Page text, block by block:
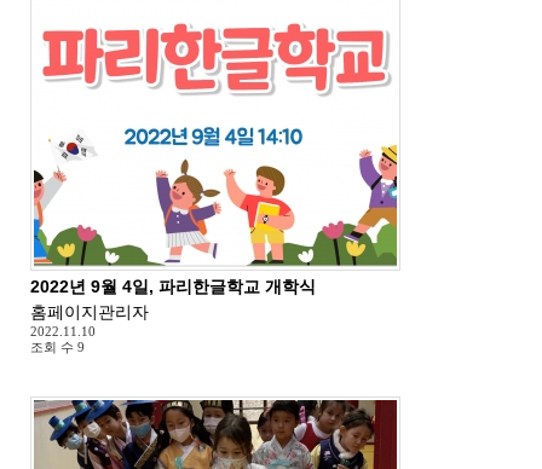
2022년 9월 4일, 파리한글학교 개학식
홈페이지관리자
2022.11.10
조회 수 9